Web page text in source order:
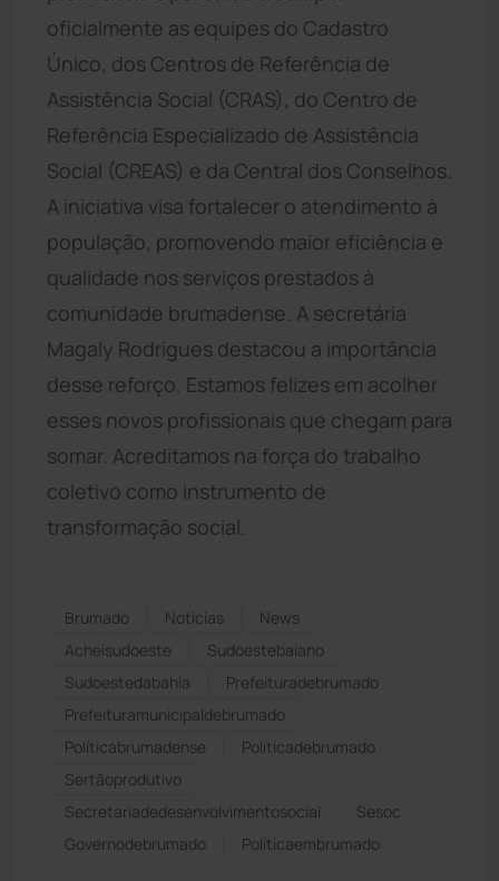
oficialmente as equipes do Cadastro
Único, dos Centros de Referência de
Assistência Social (CRAS), do Centro de
Referência Especializado de Assistência
Social (CREAS) e da Central dos Conselhos.
A iniciativa visa fortalecer o atendimento à
população, promovendo maior eficiência e
qualidade nos serviços prestados à
comunidade brumadense. A secretária
Magaly Rodrigues destacou a importância
desse reforço. Estamos felizes em acolher
esses novos profissionais que chegam para
somar. Acreditamos na força do trabalho
coletivo como instrumento de
transformação social.
Brumado Notícias
News
Acheisudoeste
Sudoestebaiano
Sudoestedabahia
Prefeituradebrumado
Prefeituramunicipaldebrumado
Políticabrumadense
Políticadebrumado
Sertãoprodutivo
Secretariadedesenvolvimentosocial
Sesoc
Governodebrumado
Políticaembrumado